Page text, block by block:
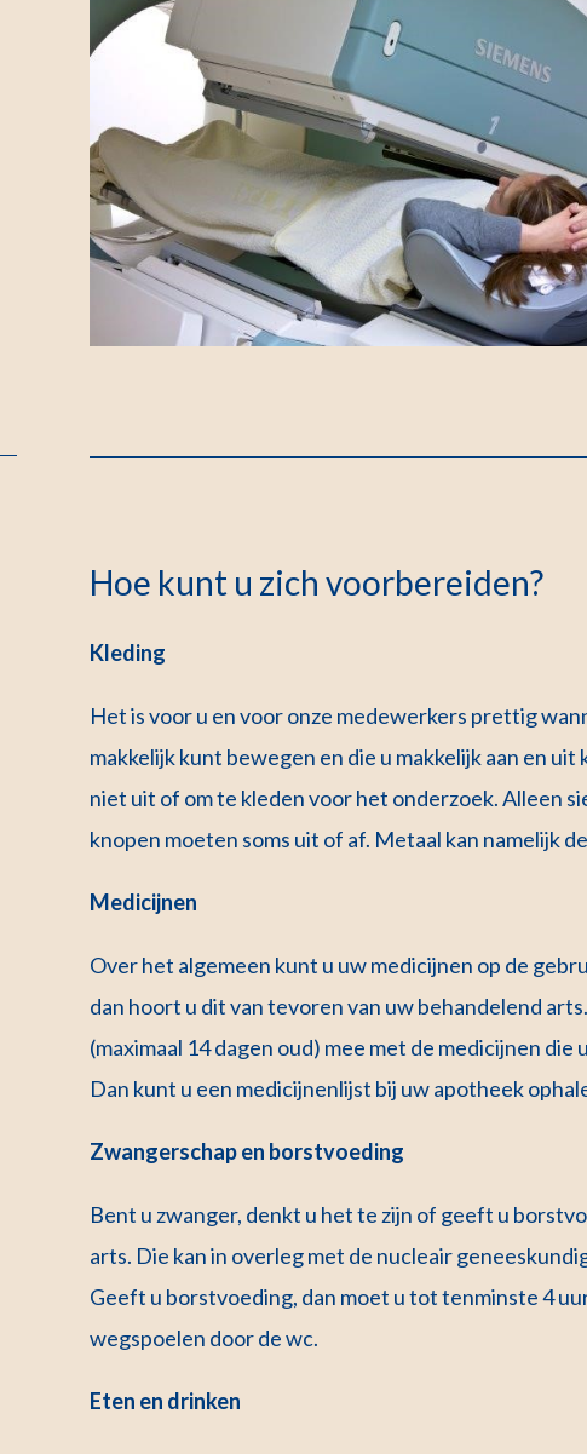
Hoe kunt u zich voorbereiden?
Kleding
Het is voor u en voor onze medewerkers prettig
makkelijk kunt bewegen en die u makkelijk aan en
niet uit of om te kleden voor het onderzoek. Alleen
knopen moeten soms uit of af. Metaal kan namelijk
Medicijnen
Over het algemeen kunt u uw medicijnen op de
dan hoort u dit van tevoren van uw behandelend
(maximaal 14 dagen oud) mee met de medicijnen
Dan kunt u een medicijnenlijst bij uw apotheek
Zwangerschap en borstvoeding
Bent u zwanger, denkt u het te zijn of geeft u
arts. Die kan in overleg met de nucleair
Geeft u borstvoeding, dan moet u tot tenminste 4
wegspoelen door de wc.
Eten en drinken